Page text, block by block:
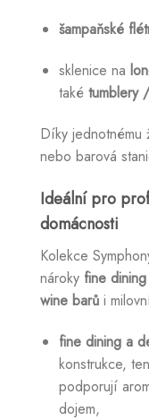
šampaňské
sklenice na
také tumblery
Díky jednotnému
nebo barová
Ideální pro
domácnosti
Kolekce
nároky fine
wine barů i
fine dining a
konstrukce,
podporují
dojem,